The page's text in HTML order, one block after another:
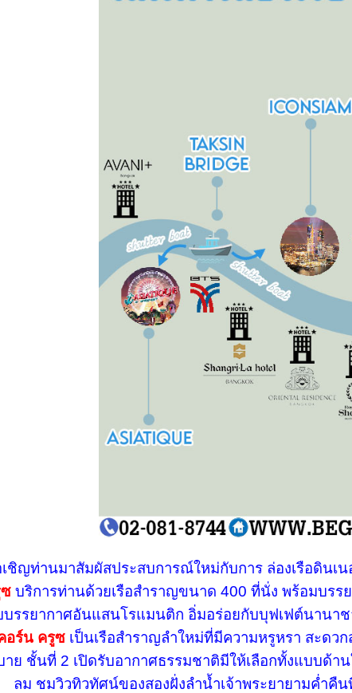
ชิญท่านมาสัมผัสประสบการณ์ใหม่กับการ ล่องเรือดินเ
บริการท่านด้วยเรือสำราญขนาด 400 ที่นั่ง พร้อมบรร
บรรยากาศอันแสนโรแมนติก อิ่มอร่อยกับบุฟเฟต์นาน
อร์น ครูซเป็นเรือสำราญลำใหม่ที่มีความหรูหรา สะดว
าย ชั้นที่ 2 เปิดรับอากาศธรรมชาติมีให้เลือกทั้งแบบด้า
ลม ชมวิวทิวทัศน์ของสองฝั่งลำน้ำเจ้าพระยายามค่ำคืน